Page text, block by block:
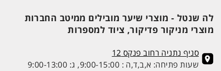
לה שנטל - מוצרי שיער מובילים ממיטב החברות
מוצרי מניקור פדיקור, ציוד למספרות
סניף נתניה רחוב פנקס 12
שעות פתיחה: א,ב,ד,ה : 9:00-15:00, ג: 9:00-13:00